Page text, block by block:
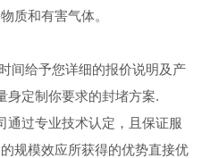
质和有害气体。
间给予您详细的报价说明及产
身定制你要求的封堵方案.
通过专业技术认定，且保证服
规模效应所获得的优势直接优